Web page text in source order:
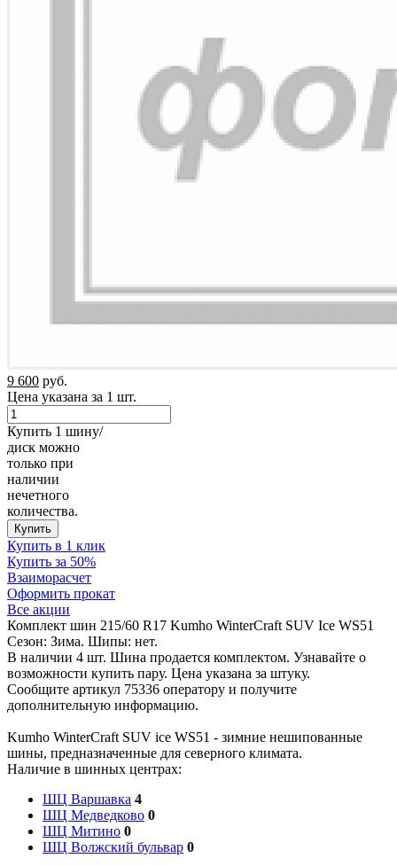
9 600 руб.
Цена указана за 1 шт.
Купить 1 шину/
диск можно
только при
наличии
нечетного
количества.
Купить
Купить в 1 клик
Купить за 50%
Взаиморасчет
Оформить прокат
Все акции
Комплект шин 215/60 R17 Kumho WinterCraft SUV Ice WS51
Сезон: Зима. Шипы: нет.
В наличии 4 шт. Шина продается комплектом. Узнавайте о
возможности купить пару. Цена указана за штуку.
Сообщите артикул 75336 оператору и получите
дополнительную информацию.
Kumho WinterCraft SUV ice WS51 - зимние нешипованные
шины, предназначенные для северного климата.
Наличие в шинных центрах:
ШЦ Варшавка 4
ШЦ Медведково 0
ШЦ Митино 0
ШЦ Волжский бульвар 0